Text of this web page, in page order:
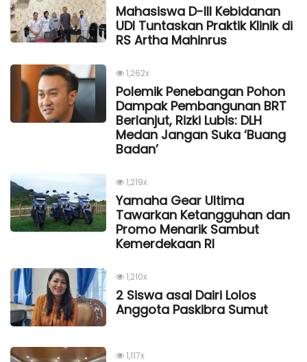
Mahasiswa D-III Kebidanan
UDI Tuntaskan Praktik Klinik di
RS Artha Mahinrus
1,262x
Polemik Penebangan Pohon
Dampak Pembangunan BRT
Berlanjut, Rizki Lubis: DLH
Medan Jangan Suka ‘Buang
Badan’
1,219x
Yamaha Gear Ultima
Tawarkan Ketangguhan dan
Promo Menarik Sambut
Kemerdekaan Rl
1,210x
2 Siswa asal Dairi Lolos
Anggota Paskibra Sumut
1,117x